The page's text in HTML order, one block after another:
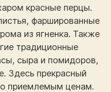
красные перцы.
фаршированные
из ягненка. Также
традиционные
сыра и помидоров,
Здесь прекрасный
приемлемым ценам.